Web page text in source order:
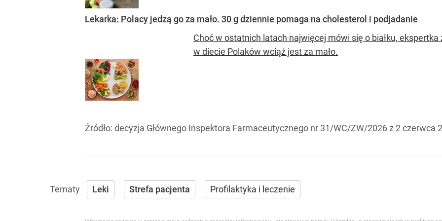
Lekarka: Polacy jedzą go za mało. 30 g dziennie pomaga na cholesterol i podjadanie
Choć w ostatnich latach najwięcej mówi się o białku,
w diecie Polaków wciąż jest za mało.
Źródło: decyzja Głównego Inspektora Farmaceutycznego nr 31/WC/ZW/2026 z 2 czerwca
Leki Strefa pacjenta Profilaktyka i leczenie